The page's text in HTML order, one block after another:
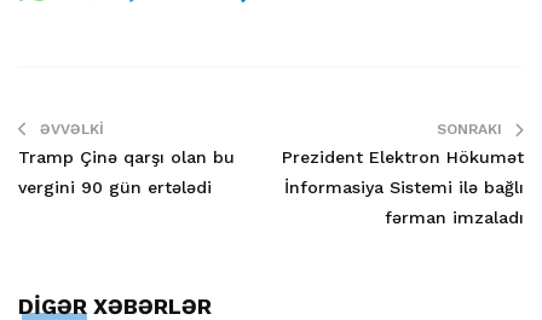
ƏVVƏLKI
Tramp Çinə qarşı olan bu
vergini 90 gün ertələdi
SONRAKI
Prezident Elektron Hökumət
İnformasiya Sistemi ilə bağlı
fərman imzaladı
DİGƏR XƏBƏRLƏR